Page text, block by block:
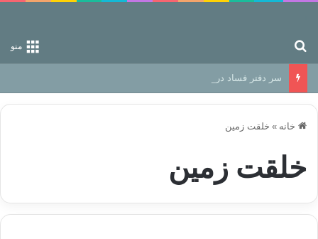
منو
سر دفتر فساد در زمین‌، دوری وکناره‌گیری از راه خداست‌!
خانه » خلقت زمین
خلقت زمین